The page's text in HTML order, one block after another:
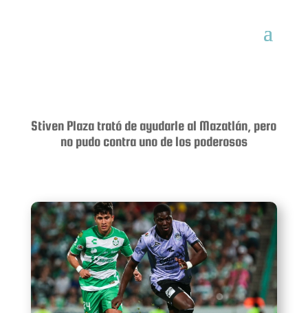
Stiven Plaza trató de ayudarle al Mazatlán, pero
no pudo contra uno de los poderosos